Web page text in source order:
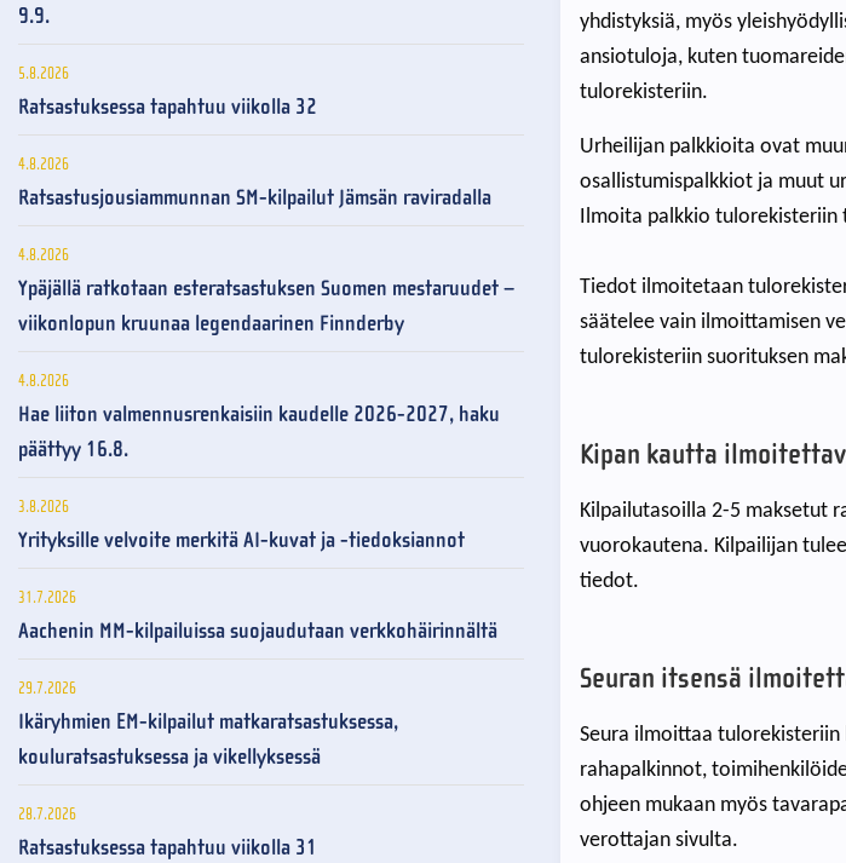
yhdistyksiä, myös
ansiotuloja, kuten
tulorekisteriin.
Urheilijan palkkioita ovat
osallistumispalkkiot ja muut
Ilmoita palkkio
Tiedot ilmoitetaan
säätelee vain ilmoittamisen
tulorekisteriin suorituksen
Kipan kautta
Kilpailutasoilla 2-5 maksetut
vuorokautena. Kilpailijan
tiedot.
Seuran itsensä
Seura ilmoittaa
rahapalkinnot,
ohjeen mukaan myös
verottajan sivulta.
9.9.
5.8.2026
Ratsastuksessa tapahtuu viikolla 32
4.8.2026
Ratsastusjousiammunnan SM-kilpailut Jämsän raviradalla
4.8.2026
Ypäjällä ratkotaan esteratsastuksen Suomen mestaruudet –
viikonlopun kruunaa legendaarinen Finnderby
4.8.2026
Hae liiton valmennusrenkaisiin kaudelle 2026-2027, haku
päättyy 16.8.
3.8.2026
Yrityksille velvoite merkitä AI-kuvat ja -tiedoksiannot
31.7.2026
Aachenin MM-kilpailuissa suojaudutaan verkkohäirinnältä
29.7.2026
Ikäryhmien EM-kilpailut matkaratsastuksessa,
kouluratsastuksessa ja vikellyksessä
28.7.2026
Ratsastuksessa tapahtuu viikolla 31